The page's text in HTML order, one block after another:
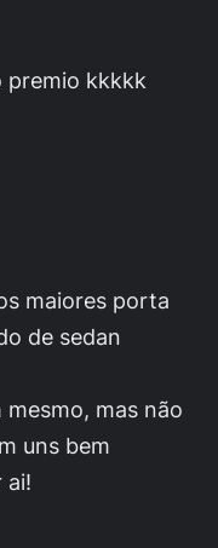
premio kkkkk
maiores porta
de sedan
mas não
uns bem
ai!